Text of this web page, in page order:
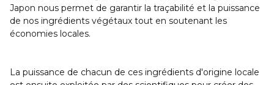
Japon nous permet de garantir la traçabilité et la puissance
de nos ingrédients végétaux tout en soutenant les
économies locales.
La puissance de chacun de ces ingrédients d'origine locale